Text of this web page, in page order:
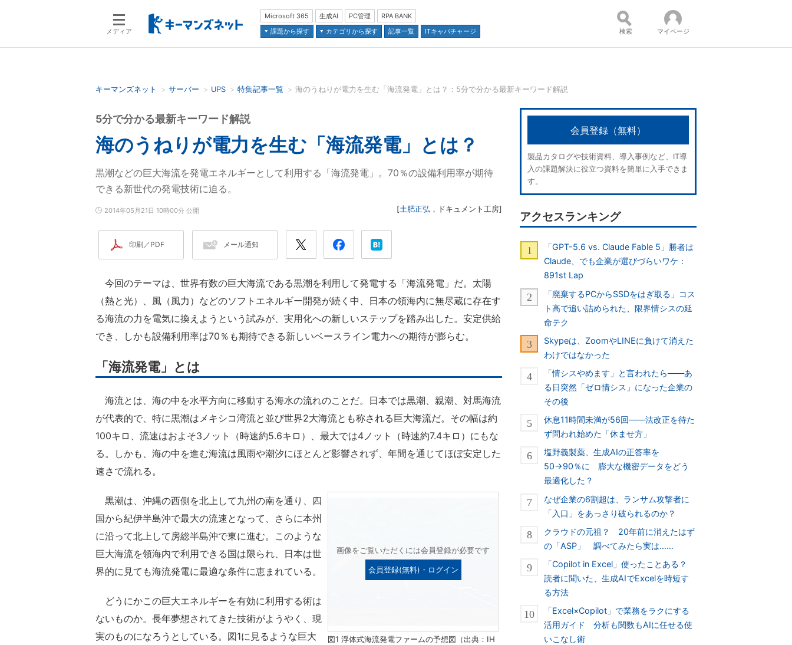
メディア
Microsoft 365 生成AI PC管理
RPA BANK
課題から探す
カテゴリから探す 記事一覧 ITキャパチャージ
検索語を入力してください コンテンツ：
並び順：
検索 マイページ
キーマンズネット サーバー UPS 特集記事一覧 海のうねりが電力を生む「海流発電」とは？：5分で分かる最新キーワード解説
海のうねりが電力を生む「海流発電」とは？
5分で分かる最新キーワード解説
黒潮などの巨大海流を発電エネルギーとして利用する「海流発電」。70％の設備利用率が期待
できる新世代の発電技術に迫る。
2014年05月21日 10時00分 公開 [土肥正弘 ， ドキュメント工房]
印刷／PDF メール通知
今回のテーマは、世界有数の巨大海流である黒潮を利用して発電する「海流発電」だ。太陽
（熱と光）、風（風力）などのソフトエネルギー開発が続く中、日本の領海内に無尽蔵に存在す
る海流の力を電気に換えようという試みが、実用化への新しいステップを踏み出した。安定供給
でき、しかも設備利用率は70％も期待できる新しいベースライン電力への期待が膨らむ。
「海流発電」とは
海流とは、海の中を水平方向に移動する海水の流れのことだ。日本では黒潮、親潮、対馬海流
が代表的で、特に黒潮はメキシコ湾流と並び世界2大海流とも称される巨大海流だ。その幅は約
100キロ、流速はおよそ3ノット（時速約5.6キロ）、最大では4ノット（時速約7.4キロ）にもな
る。しかも、海の中を進む海流は風雨や潮汐にほとんど影響されず、年間を通じてほぼ安定した
速さで流れる。
画像をご覧いただくには会員登録が必要です
会員登録(無料)・ログイン
図1 浮体式海流発電ファームの予想図（出典：IH
黒潮は、沖縄の西側を北上して九州の南を通り、四
国から紀伊半島沖で最大の流速となって、さらに本州
に沿って北上して房総半島沖で東に進む。このような
巨大海流を領海内で利用できる国は限られ、日本は世
界的に見ても海流発電に最適な条件に恵まれている。
どうにかこの巨大エネルギーを有効に利用する術は
ないものか。長年夢想されてきた技術がようやく、現
実のものになろうとしている。図1に見るような巨大
会員登録（無料）
製品カタログや技術資料、導入事例など、IT導
入の課題解決に役立つ資料を簡単に入手できま
す。
アクセスランキング
「GPT-5.6 vs. Claude Fable 5」勝者は
Claude、でも企業が選びづらいワケ：
891st Lap
「廃棄するPCからSSDをはぎ取る」コス
ト高で追い詰められた、限界情シスの延
命テク
Skypeは、ZoomやLINEに負けて消えた
わけではなかった
「情シスやめます」と言われたら――あ
る日突然「ゼロ情シス」になった企業の
その後
休息11時間未満が56回――法改正を待た
ず問われ始めた「休ませ方」
塩野義製薬、生成AIの正答率を
50→90％に 膨大な機密データをどう
最適化した？
なぜ企業の6割超は、ランサム攻撃者に
「入口」をあっさり破られるのか？
クラウドの元祖？ 20年前に消えたはず
の「ASP」 調べてみたら実は……
「Copilot in Excel」使ったことある？
読者に聞いた、生成AIでExcelを時短す
る方法
「Excel×Copilot」で業務をラクにする
活用ガイド 分析も関数もAIに任せる使
いこなし術